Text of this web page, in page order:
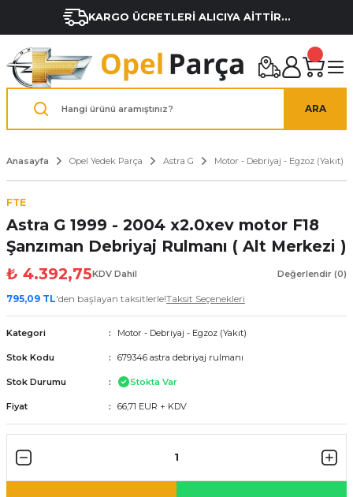
KARGO ÜCRETLERİ ALICIYA AİTTİR...
ARA
Anasayfa Opel Yedek Parça Astra G Motor - Debriyaj - Egzoz (Yakıt)
FTE
Astra G 1999 - 2004 x2.0xev motor F18
Şanzıman Debriyaj Rulmanı ( Alt Merkezi )
₺ 4.392,75KDV Dahil Değerlendir (0)
795,09 TL'den başlayan taksitlerle!Taksit Seçenekleri
Kategori Motor - Debriyaj - Egzoz (Yakıt)
Stok Kodu 679346 astra debriyaj rulmanı
Stok Durumu Stokta Var
Fiyat 66,71 EUR + KDV